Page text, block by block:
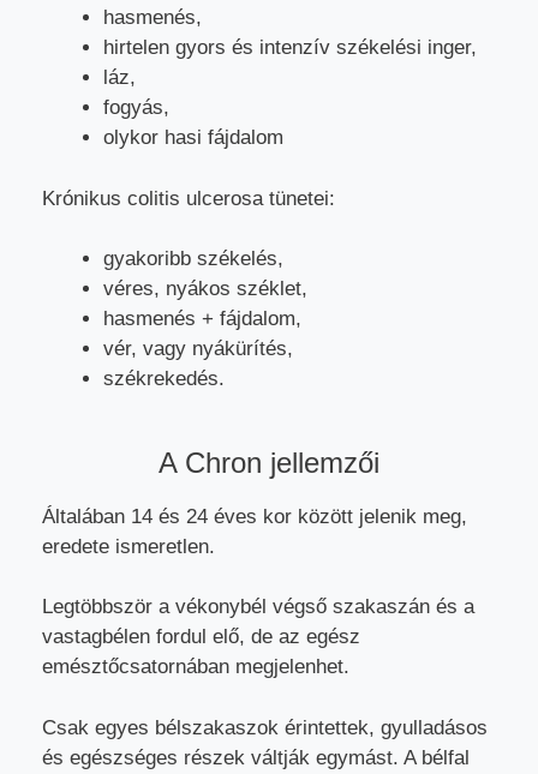
hasmenés,
hirtelen gyors és intenzív székelési inger,
láz,
fogyás,
olykor hasi fájdalom
Krónikus colitis ulcerosa tünetei:
gyakoribb székelés,
véres, nyákos széklet,
hasmenés + fájdalom,
vér, vagy nyákürítés,
székrekedés.
A Chron jellemzői
Általában 14 és 24 éves kor között jelenik meg,
eredete ismeretlen.
Legtöbbször a vékonybél végső szakaszán és a
vastagbélen fordul elő, de az egész
emésztőcsatornában megjelenhet.
Csak egyes bélszakaszok érintettek, gyulladásos
és egészséges részek váltják egymást. A bélfal